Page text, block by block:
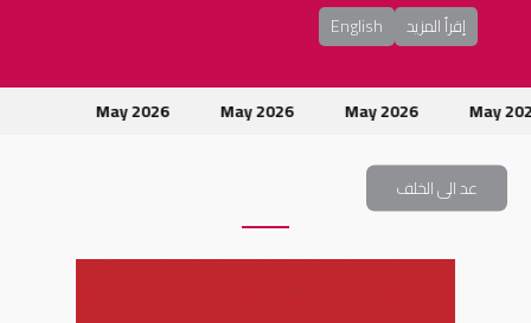
إقرأ المزيد
English
May 2026 May 2026 May 2026 May
عد الى الخلف